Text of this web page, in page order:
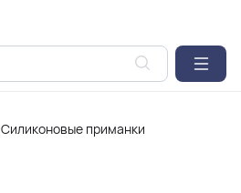
Силиконовые приманки